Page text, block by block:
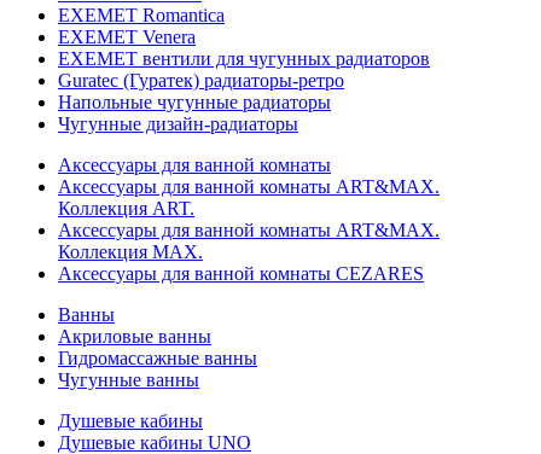
EXEMET Romantica
EXEMET Venera
EXEMET вентили для чугунных радиаторов
Guratec (Гуратек) радиаторы-ретро
Напольные чугунные радиаторы
Чугунные дизайн-радиаторы
Аксессуары для ванной комнаты
Аксессуары для ванной комнаты ART&MAX.
Коллекция ART.
Аксессуары для ванной комнаты ART&MAX.
Коллекция MAX.
Аксессуары для ванной комнаты CEZARES
Ванны
Акриловые ванны
Гидромассажные ванны
Чугунные ванны
Душевые кабины
Душевые кабины UNO